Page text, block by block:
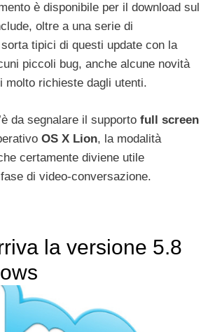
è disponibile per il download sul
oltre a una serie di
tipici di questi update con la
piccoli bug, anche alcune novità
molto richieste dagli utenti.
da segnalare il supporto full screen
OS X Lion, la modalità
certamente diviene utile
di video-conversazione.
la versione 5.8